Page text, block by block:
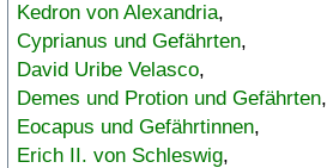
Kedron von Alexandria,
Cyprianus und Gefährten,
David Uribe Velasco,
Demes und Protion und Gefährten,
Eocapus und Gefährtinnen,
Erich II. von Schleswig,